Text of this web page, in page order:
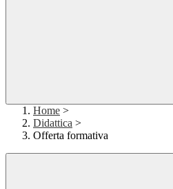
Home >
Didattica >
Offerta formativa